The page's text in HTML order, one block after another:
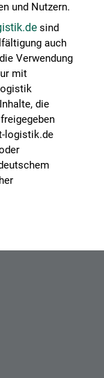
und Nutzern.
sind
auch
Verwendung
mit
die
logistik.de